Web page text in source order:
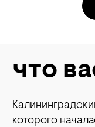
что
которого